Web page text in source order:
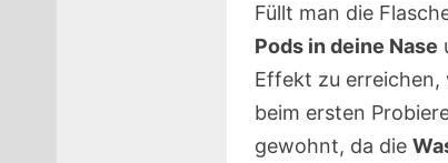
Füllt man die
Pods in deine Nase
Effekt zu
beim ersten
gewohnt, da die